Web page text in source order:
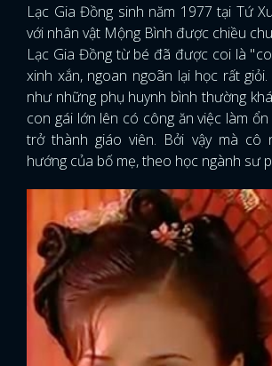
Lạc Gia Đồng sinh năm 1977 tại Tứ
với nhân vật Mộng Bình được chiều
Lạc Gia Đồng từ bé đã được coi là
xinh xắn, ngoan ngoãn lại học rất
như những phụ huynh bình thường
con gái lớn lên có công ăn việc làm
trở thành giáo viên. Bởi vậy mà cô
hướng của bố mẹ, theo học ngành sư